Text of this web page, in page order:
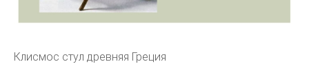
Клисмос стул древняя Греция